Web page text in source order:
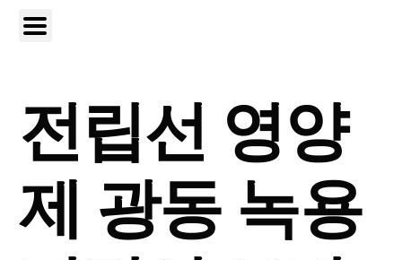
전립선 영양
제 광동 녹용